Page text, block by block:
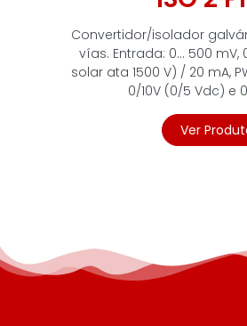
Convertidor/isolador
vías. Entrada: 0... 500 mV,
solar ata 1500 V) / 20 mA,
0/10V (0/5 Vdc) e
Ver